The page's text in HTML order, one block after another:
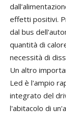
effetti positivi.
dal bus
quantità di
necessità di
Un altro
Led è l'ampio
integrato del
l'abitacolo di